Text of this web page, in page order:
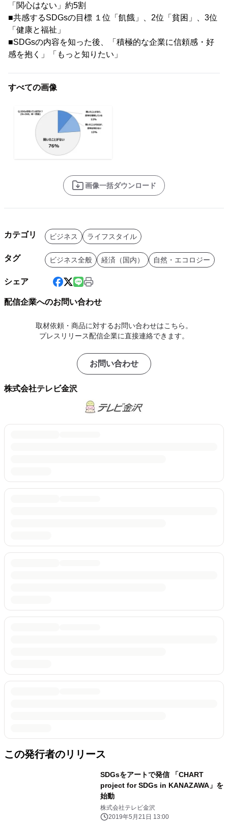
「関心はない」約5割
■共感するSDGsの目標 １位「飢餓」、2位「貧困」、3位
「健康と福祉」
■SDGsの内容を知った後、「積極的な企業に信頼感・好
感を抱く」「もっと知りたい」
すべての画像
画像一括ダウンロード
カテゴリ ビジネス ライフスタイル
タグ ビジネス全般 経済（国内） 自然・エコロジー
シェア
配信企業へのお問い合わせ
取材依頼・商品に対するお問い合わせはこちら。
プレスリリース配信企業に直接連絡できます。
お問い合わせ
株式会社テレビ金沢
この発行者のリリース
SDGsをアートで発信 「CHART
project for SDGs in KANAZAWA」を
始動
株式会社テレビ金沢
2019年5月21日 13:00